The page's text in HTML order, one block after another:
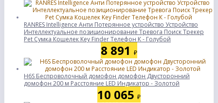
RANRES Intelligence Анти Потерянное устройство Устройство
Интеллектуальное позиционирование Тревога Поиск Трекер
Pet Сумка Кошелек Key Finder Телефон К - Голубой
8 891 ₽
H6S Беспроволочный домофон домофон Двусторонний
домофон 200 м Расстояние LED Индикатор - Золотой
10 065 ₽